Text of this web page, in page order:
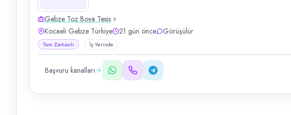
Gebze Toz Boya Tesis
Kocaeli Gebze Türkiye
21 gün önce Görüşülür
Tam Zamanlı İş Yerinde
Başvuru kanalları